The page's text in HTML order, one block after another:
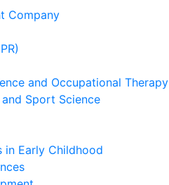
Company
and Occupational Therapy
Sport Science
in Early Childhood